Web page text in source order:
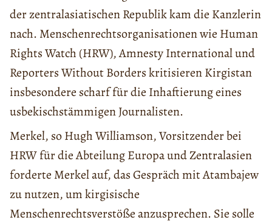
der zentralasiatischen Republik kam die Kanzlerin
nach. Menschenrechtsorganisationen wie Human
Rights Watch (HRW), Amnesty International und
Reporters Without Borders kritisieren Kirgistan
insbesondere scharf für die Inhaftierung eines
usbekischstämmigen Journalisten.
Merkel, so Hugh Williamson, Vorsitzender bei
HRW für die Abteilung Europa und Zentralasien
forderte Merkel auf, das Gespräch mit Atambajew
zu nutzen, um kirgisische
Menschenrechtsverstöße anzusprechen. Sie solle